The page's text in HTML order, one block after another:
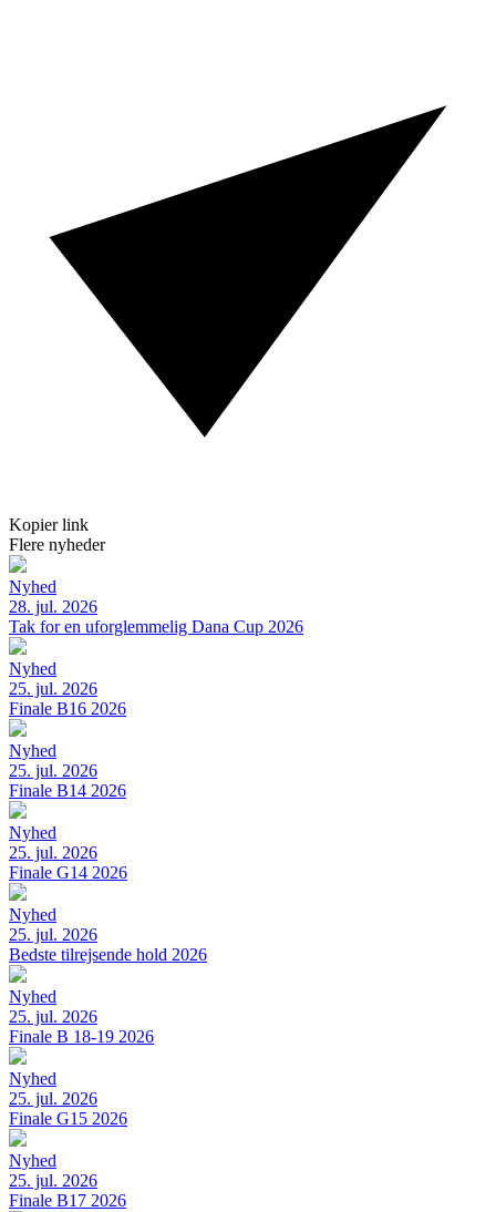
Kopier link
Flere nyheder
Nyhed
28. jul. 2026
Tak for en uforglemmelig Dana Cup 2026
Nyhed
25. jul. 2026
Finale B16 2026
Nyhed
25. jul. 2026
Finale B14 2026
Nyhed
25. jul. 2026
Finale G14 2026
Nyhed
25. jul. 2026
Bedste tilrejsende hold 2026
Nyhed
25. jul. 2026
Finale B 18-19 2026
Nyhed
25. jul. 2026
Finale G15 2026
Nyhed
25. jul. 2026
Finale B17 2026